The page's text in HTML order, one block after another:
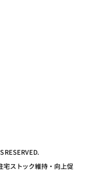
RESERVED.
宅ストック維持・向上促